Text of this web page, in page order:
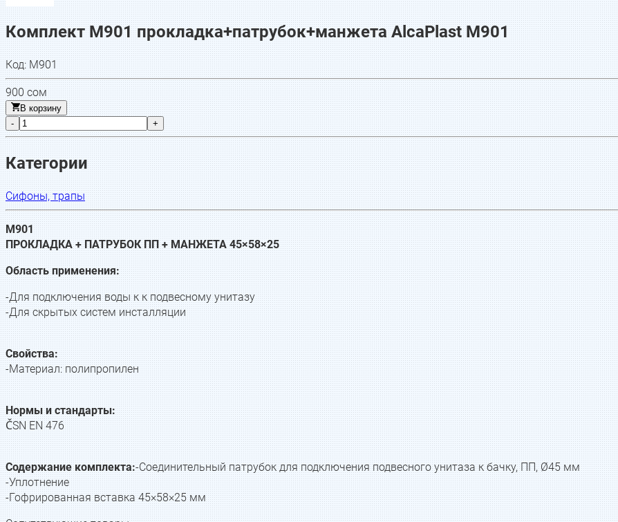
Комплект M901 прокладка+патрубок+манжета AlcaPlast M901
Код:M901
900сом
В корзину
-
+
Категории
Сифоны, трапы
M901
ПРОКЛАДКА + ПАТРУБОК ПП + МАНЖЕТА 45×58×25
Область применения:
-Для подключения воды к к подвесному унитазу
-Для скрытых систем инсталляции
Свойства:
-Материал: полипропилен
Нормы и стандарты:
ČSN EN 476
Содержание комплекта:-Соединительный патрубок для подключения подвесного унитаза к бачку, ПП, Ø45 мм
-Уплотнение
-Гофрированная вставка 45×58×25 мм